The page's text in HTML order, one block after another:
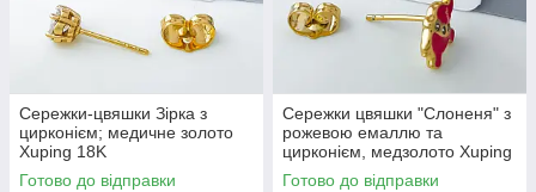
Сережки-цвяшки Зірка з
цирконієм; медичне золото
Xuping 18K
Готово до відправки
Сережки цвяшки "Слоненя" з
рожевою емаллю та
цирконієм, медзолото Xuping
позолота 18К
Готово до відправки